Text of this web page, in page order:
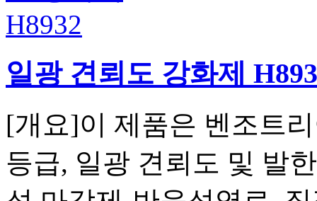
일광 견뢰도 강화제
[개요]이 제품은 벤조트
등급, 일광 견뢰도 및 발